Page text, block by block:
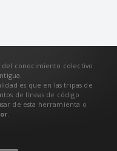
del conocimiento colectivo
es que en las tripas de
de líneas de código
de esta herramienta o
.